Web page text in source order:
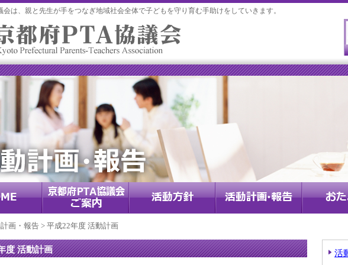
会は、親と先生が手をつなぎ地域社会全体で子どもを守り育む手助けをしていきます。
画・報告 > 平成22年度 活動計画
度 活動計画 活